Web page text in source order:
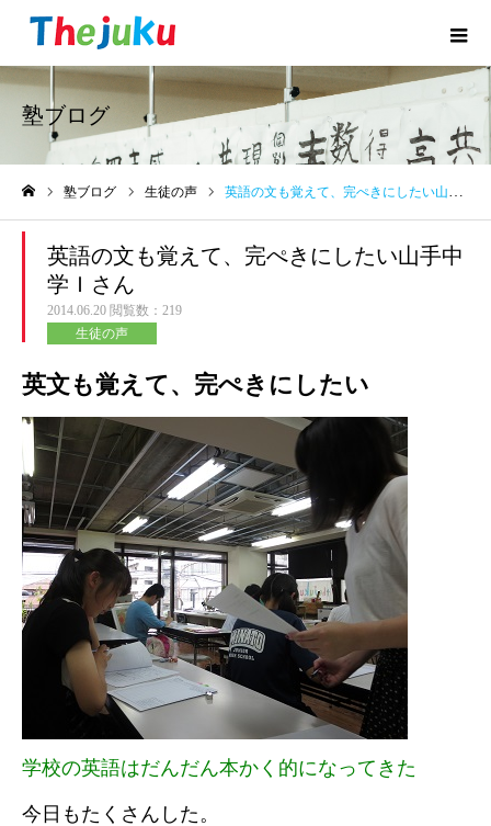
塾ブログ
塾ブログ 生徒の声 英語の文も覚えて、完ぺきにしたい山手中学Ｉさん
英語の文も覚えて、完ぺきにしたい山手中
学Ｉさん
2014.06.20 閲覧数：219
生徒の声
英文も覚えて、完ぺきにしたい
学校の英語はだんだん本かく的になってきた
今日もたくさんした。